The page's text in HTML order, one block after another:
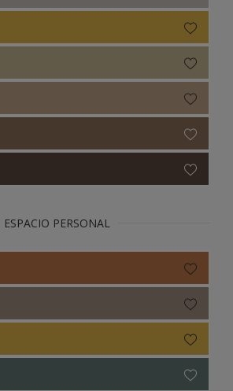
ESPACIO PERSONAL